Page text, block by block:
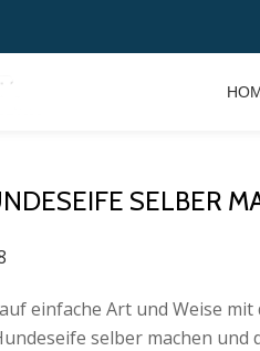
SELBER
einfache Art und Weise
selber machen